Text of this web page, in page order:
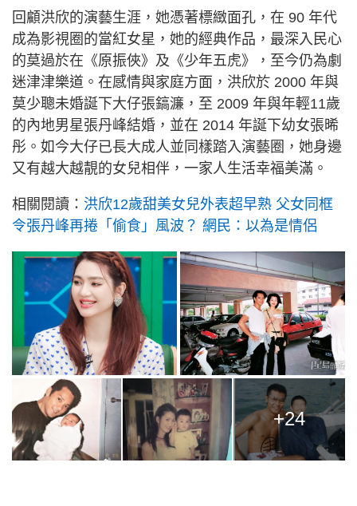
回顧洪欣的演藝生涯，她憑著標緻面孔，在 90 年代
成為影視圈的當紅女星，她的經典作品，最深入民心
的莫過於在《原振俠》及《少年五虎》，至今仍為劇
迷津津樂道。在感情與家庭方面，洪欣於 2000 年與
莫少聰未婚誕下大仔張鎬濂，至 2009 年與年輕11歲
的內地男星張丹峰結婚，並在 2014 年誕下幼女張晞
彤。如今大仔已長大成人並同樣踏入演藝圈，她身邊
又有越大越靚的女兒相伴，一家人生活幸福美滿。
相關閱讀： 洪欣12歲甜美女兒外表超早熟 父女同框
令張丹峰再捲「偷食」風波？ 網民：以為是情侶
+24